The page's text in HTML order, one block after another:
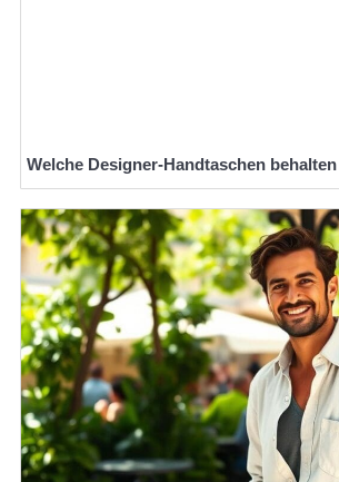
Welche Designer-Handtaschen